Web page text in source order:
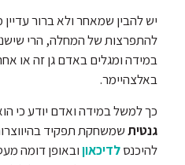
יש להבין שמאחר ולא ברור עדיין
להתפרצות של המחלה, הרי
במידה ומגלים באדם גן זה או
באלצהיימר.
כך למשל במידה ואדם יודע כי
גנטיתשמשחקת תפקיד
להיכנסלדיכאוןובאופן דומה